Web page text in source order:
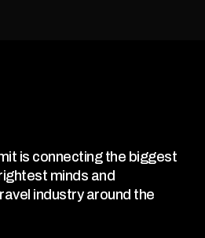
is connecting the biggest
minds and
industry around the